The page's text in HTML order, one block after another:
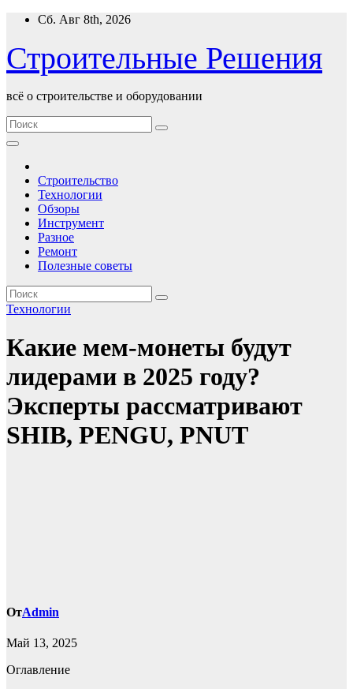
Перейти
содержимому
Сб. Авг 8th, 2026
Строительные Решения
всё о строительстве и оборудовании
Строительство
Технологии
Обзоры
Инструмент
Разное
Ремонт
Полезные советы
Технологии
Какие мем-монеты будут
лидерами в 2025 году?
Эксперты рассматривают
SHIB, PENGU, PNUT
ОтAdmin
Май 13, 2025
Оглавление